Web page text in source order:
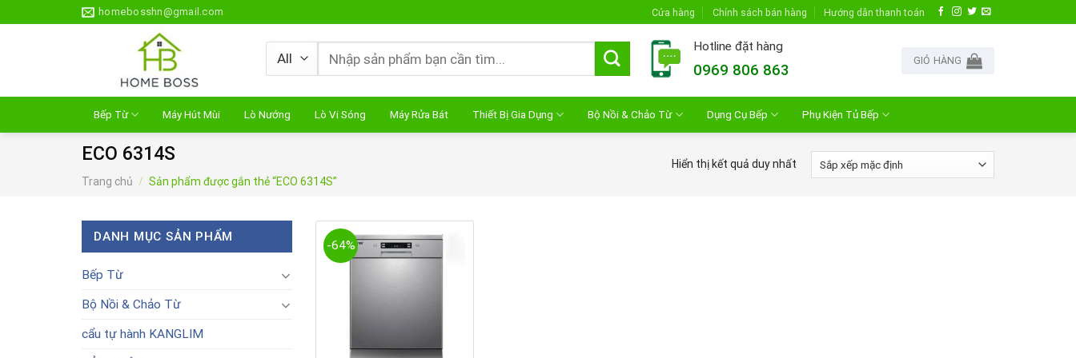
to
homebosshn@gmail.com Cửa hàng Chính sách bán hàng Hướng dẫn thanh toán
Tìm
kiếm:
Hotline đặt hàng
0969 806 863
GIỎ HÀNG
Bếp Từ Máy Hút Mùi Lò Nướng Lò Vi Sóng Máy Rửa Bát Thiết Bị Gia Dụng Bộ Nồi & Chảo Từ Dụng Cụ Bếp Phụ Kiện Tủ Bếp
ECO 6314S
Trang chủ / Sản phẩm được gắn thẻ “ECO 6314S”
Hiển thị kết quả duy nhất
DANH MỤC SẢN PHẨM
Bếp Từ
Bộ Nồi & Chảo Từ
cẩu tự hành KANGLIM
-64%